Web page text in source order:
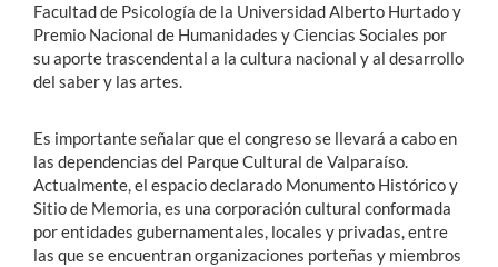
Facultad de Psicología de la Universidad Alberto Hurtado y
Premio Nacional de Humanidades y Ciencias Sociales por
su aporte trascendental a la cultura nacional y al desarrollo
del saber y las artes.
Es importante señalar que el congreso se llevará a cabo en
las dependencias del Parque Cultural de Valparaíso.
Actualmente, el espacio declarado Monumento Histórico y
Sitio de Memoria, es una corporación cultural conformada
por entidades gubernamentales, locales y privadas, entre
las que se encuentran organizaciones porteñas y miembros